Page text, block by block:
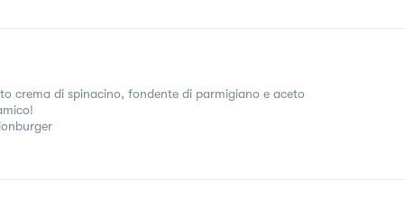
crema di spinacino, fondente di parmigiano e aceto